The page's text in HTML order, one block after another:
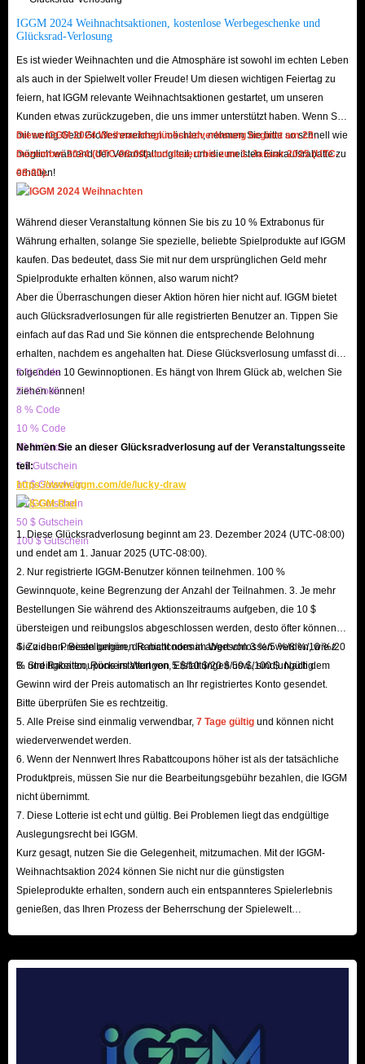
strengen Nutzer-Schutzmechanismen unserer Website, dass Sie während
Ihres Einkaufs keine Informationslecks oder Spam-Belästigungen erleben.
Sie können ein sorgenfreies Einkaufserlebnis genießen. Wenn Sie immer
noch Zweifel haben, können Sie die echten Bewertungen von Kunden auf
stabilen und qualitativ hochwertigen Service von IGGM. Daher ist dies
definitiv der beste Shop für den Kauf von No Rest for the Wicked Items.
F: Ist die Lieferung schnell?
Inventars können wir alles in kürzester Zeit für Sie vorbereiten, egal ob Sie
High-End-Ausrüstung und Waffen oder spezifische Materialien und
Verbrauchsgüter benötigen. Geben Sie uns einfach die korrekten
Informationen und kooperieren Sie mit unseren Mitarbeitern, und wir
können Ihre Artikel innerhalb von Minuten liefern!
F: Sind die Preise niedrig?
A: Ja. Auf IGGM können Sie Waffen, Rüstungen, Runen, Edelsteine und
Wir sind nicht nur bestrebt, stets die niedrigsten Preise auf dem Markt
anzubieten, sondern gewähren auch verschiedene Rabattoptionen, um Ihnen
zu helfen, noch mehr Geld zu sparen. Ob durch den zusätzlichen Rabatt
von bis zu 5 % für VIP-Nutzer oder gelegentliche Feiertagsaktionen – Sie
können Ihre Lieblingsausrüstung für weniger Geld kaufen.
F: Welche Zahlungsmethoden stehen zur Verfügung?
A: Um sicherzustellen, dass Spieler aus verschiedenen Ländern und
Regionen die benötigten NRFTW-Items reibungslos kaufen können, bietet
IGGM eine Vielzahl von Zahlungsmethoden an, darunter PayPal,
Kreditkarten, Google Pay, Apple Pay und weitere lokale
Zahlungsmethoden. Ihr Einkaufserlebnis wird nahtlos sein!
F: Kann ich eine Rückerstattung erhalten?
A: Ja! Unsere Rückerstattungsrichtlinie berücksichtigt potenzielle
kurzfristige Änderungen der Nutzerbedürfnisse. Egal, ob Sie die No Rest
for the Wicked Items nicht mehr benötigen oder eine andere
Unzufriedenheit vorliegt – Sie können jederzeit eine Rückerstattung
Recht!
F: Gibt es einen 24/7 Kundendienst?
A: Natürlich! Bei Problemen während des Kaufs auf IGGM können Sie
sich jederzeit an unseren professionellen Kundenservice wenden. Wir
werden Ihnen aktiv helfen, alle Probleme zu lösen.
No Rest for the Wicked Items Guides | Seltenheit,
Überlebensfähigkeit in der von der Pest geplagten, harten Welt von Isola
Sacra bestimmen. Derzeit ist die Ausrüstung im Spiel in vier
IGGM 2024 Weihnachtsaktionen, kostenlose Werbegeschenke und
Glücksrad-Verlosung
Es ist wieder Weihnachten und die Atmosphäre ist sowohl im echten Leben
als auch in der Spielwelt voller Freude! Um diesen wichtigen Feiertag zu
feiern, hat IGGM relevante Weihnachtsaktionen gestartet, um unseren
Kunden etwas zurückzugeben, die uns immer unterstützt haben. Wenn Sie
mit wenig Geld Großes erreichen möchten, nehmen Sie bitte so schnell wie
möglich während der Veranstaltung teil, um die meisten Einkaufsrabatte zu
erhalten!
Diese IGGM 2024 Weihnachtsglücksradverlosung beginnt am 23.
Dezember 2024 (UTC-08:00) und dauert bis zum 1. Januar 2025 (UTC-
08:00).
Während dieser Veranstaltung können Sie bis zu 10 % Extrabonus für
Währung erhalten, solange Sie spezielle, beliebte Spielprodukte auf IGGM
kaufen. Das bedeutet, dass Sie mit nur dem ursprünglichen Geld mehr
Spielprodukte erhalten können, also warum nicht?
Aber die Überraschungen dieser Aktion hören hier nicht auf. IGGM bietet
auch Glücksradverlosungen für alle registrierten Benutzer an. Tippen Sie
einfach auf das Rad und Sie können die entsprechende Belohnung
erhalten, nachdem es angehalten hat. Diese Glücksverlosung umfasst die
folgenden 10 Gewinnoptionen. Es hängt von Ihrem Glück ab, welchen Sie
ziehen können!
3 % Code
5 % Code
8 % Code
10 % Code
20 % Code
5 $ Gutschein
10 $ Gutschein
20 $ Gutschein
50 $ Gutschein
100 $ Gutschein
Nehmen Sie an dieser Glücksradverlosung auf der Veranstaltungsseite
teil:
https://www.iggm.com/de/lucky-draw
1. Diese Glücksradverlosung beginnt am 23. Dezember 2024 (UTC-08:00)
und endet am 1. Januar 2025 (UTC-08:00).
2. Nur registrierte IGGM-Benutzer können teilnehmen. 100 %
Gewinnquote, keine Begrenzung der Anzahl der Teilnahmen. 3. Je mehr
Bestellungen Sie während des Aktionszeitraums aufgeben, die 10 $
übersteigen und reibungslos abgeschlossen werden, desto öfter können
Sie ziehen. Bestellungen, die nicht normal abgeschlossen werden, wie z.
B. Streitigkeiten, Rückerstattungen, Erstattungen usw., sind ungültig.
4. Zu den Preisen gehören Rabattcodes im Wert von 3 %/5 %/8 %/10 %/20
% und Rabattcoupons im Wert von 5 $/10 $/20 $/50 $/100 $. Nach dem
Gewinn wird der Preis automatisch an Ihr registriertes Konto gesendet.
Bitte überprüfen Sie es rechtzeitig.
5. Alle Preise sind einmalig verwendbar, 7 Tage gültig und können nicht
wiederverwendet werden.
6. Wenn der Nennwert Ihres Rabattcoupons höher ist als der tatsächliche
Produktpreis, müssen Sie nur die Bearbeitungsgebühr bezahlen, die IGGM
nicht übernimmt.
7. Diese Lotterie ist echt und gültig. Bei Problemen liegt das endgültige
Auslegungsrecht bei IGGM.
Kurz gesagt, nutzen Sie die Gelegenheit, mitzumachen. Mit der IGGM-
Weihnachtsaktion 2024 können Sie nicht nur die günstigsten
Spieleprodukte erhalten, sondern auch ein entspannteres Spielerlebnis
genießen, das Ihren Prozess der Beherrschung der Spielewelt